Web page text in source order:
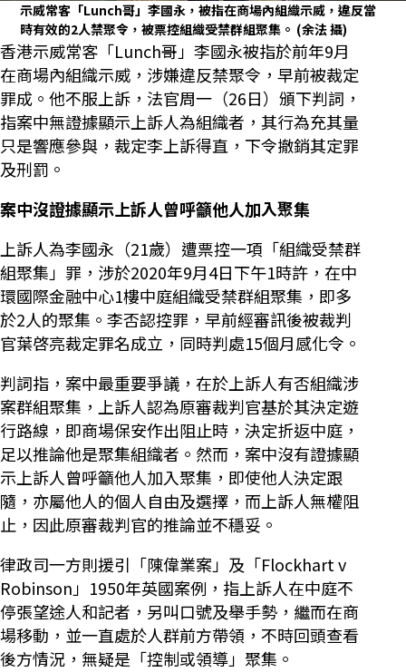
示威常客「Lunch哥」李國永，被指在商場內組織示威，違反當
時有效的2人禁聚令，被票控組織受禁群組聚集。 (余法 攝)
香港示威常客「Lunch哥」李國永被指於前年9月
在商場內組織示威，涉嫌違反禁聚令，早前被裁定
罪成。他不服上訴，法官周一（26日）頒下判詞，
指案中無證據顯示上訴人為組織者，其行為充其量
只是響應參與，裁定李上訴得直，下令撤銷其定罪
及刑罰。
案中沒證據顯示上訴人曾呼籲他人加入聚集
上訴人為李國永（21歲）遭票控一項「組織受禁群
組聚集」罪，涉於2020年9月4日下午1時許，在中
環國際金融中心1樓中庭組織受禁群組聚集，即多
於2人的聚集。李否認控罪，早前經審訊後被裁判
官葉啓亮裁定罪名成立，同時判處15個月感化令。
判詞指，案中最重要爭議，在於上訴人有否組織涉
案群組聚集，上訴人認為原審裁判官基於其決定遊
行路線，即商場保安作出阻止時，決定折返中庭，
足以推論他是聚集組織者。然而，案中沒有證據顯
示上訴人曾呼籲他人加入聚集，即使他人決定跟
隨，亦屬他人的個人自由及選擇，而上訴人無權阻
止，因此原審裁判官的推論並不穩妥。
律政司一方則援引「陳偉業案」及「Flockhart v
Robinson」1950年英國案例，指上訴人在中庭不
停張望途人和記者，另叫口號及舉手勢，繼而在商
場移動，並一直處於人群前方帶領，不時回頭查看
後方情況，無疑是「控制或領導」聚集。